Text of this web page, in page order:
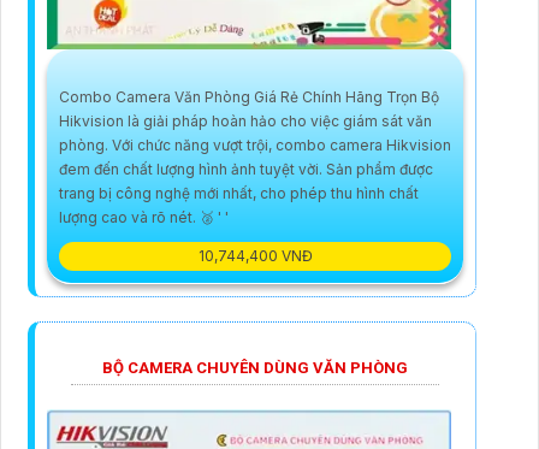
Combo Camera Văn Phòng Giá Rẻ Chính Hãng Trọn Bộ
Hikvision là giải pháp hoàn hảo cho việc giám sát văn
phòng. Với chức năng vượt trội, combo camera Hikvision
đem đến chất lượng hình ảnh tuyệt vời. Sản phẩm được
trang bị công nghệ mới nhất, cho phép thu hình chất
lượng cao và rõ nét. 🥈️ ' '
10,744,400 VNĐ
BỘ CAMERA CHUYÊN DÙNG VĂN PHÒNG